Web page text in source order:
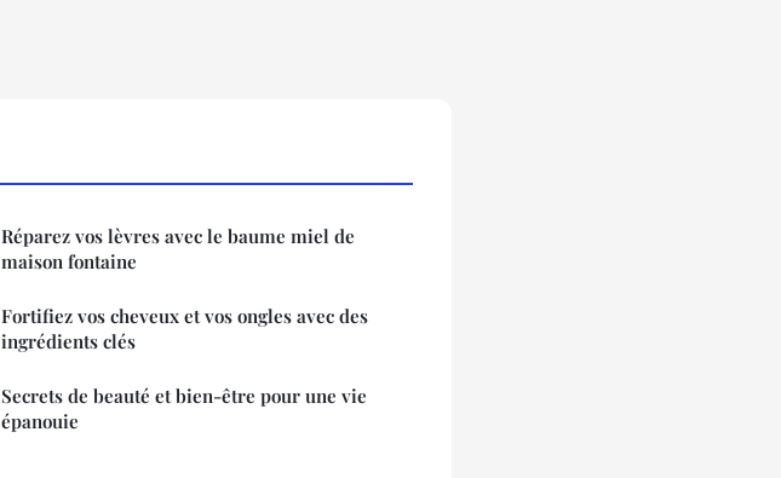
Réparez vos lèvres avec le baume miel de
maison fontaine
Fortifiez vos cheveux et vos ongles avec des
ingrédients clés
Secrets de beauté et bien-être pour une vie
épanouie